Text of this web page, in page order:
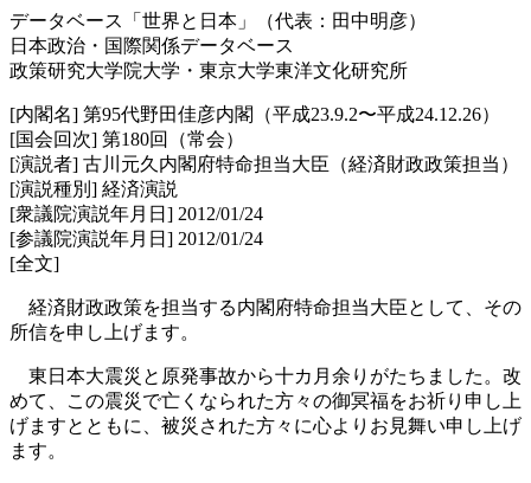
データベース「世界と日本」（代表：田中明彦）
日本政治・国際関係データベース
政策研究大学院大学・東京大学東洋文化研究所
[内閣名] 第95代野田佳彦内閣（平成23.9.2〜平成24.12.26）
[国会回次] 第180回（常会）
[演説者] 古川元久内閣府特命担当大臣（経済財政政策担当）
[演説種別] 経済演説
[衆議院演説年月日] 2012/01/24
[参議院演説年月日] 2012/01/24
[全文]
経済財政政策を担当する内閣府特命担当大臣として、その
所信を申し上げます。
東日本大震災と原発事故から十カ月余りがたちました。改
めて、この震災で亡くなられた方々の御冥福をお祈り申し上
げますとともに、被災された方々に心よりお見舞い申し上げ
ます。